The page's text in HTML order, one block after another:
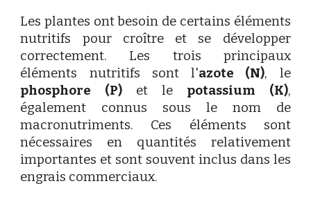
Les plantes ont besoin de certains éléments
nutritifs pour croître et se développer
correctement. Les trois principaux
éléments nutritifs sont l'azote (N), le
phosphore (P)et le potassium (K),
également connus sous le nom de
macronutriments. Ces éléments sont
nécessaires en quantités relativement
importantes et sont souvent inclus dans les
engrais commerciaux.